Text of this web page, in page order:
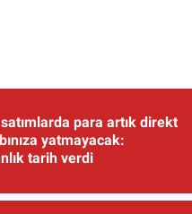
satımlarda para artık direkt
yatmayacak:
tarih verdi